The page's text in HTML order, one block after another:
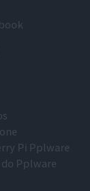
Pi Pplware
Pplware